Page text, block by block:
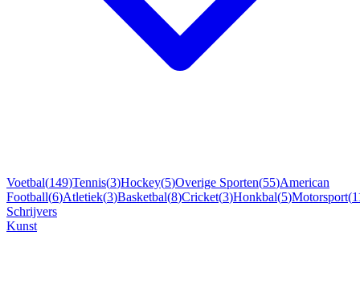
Voetbal(149)Tennis(3)Hockey(5)Overige Sporten(55)American
Football(6)Atletiek(3)Basketbal(8)Cricket(3)Honkbal(5)Motorsport(
Schrijvers
Kunst